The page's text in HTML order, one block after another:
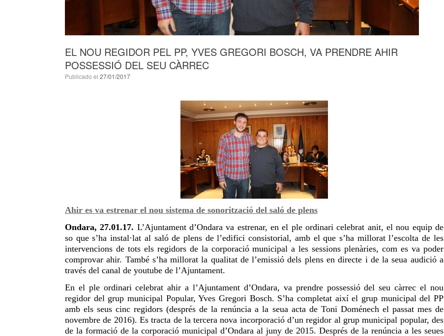
EL NOU REGIDOR PEL PP, YVES GREGORI BOSCH, VA PRENDRE AHIR
POSSESSIÓ DEL SEU CÀRREC
Publicado el 27/01/2017
Ahir es va estrenar el nou sistema de sonorització del saló de plens
Ondara, 27.01.17. L’Ajuntament d’Ondara va estrenar, en el ple ordinari celebrat anit, el nou equip de
so que s’ha instal·lat al saló de plens de l’edifici consistorial, amb el que s’ha millorat l’escolta de les
intervencions de tots els regidors de la corporació municipal a les sessions plenàries, com es va poder
comprovar ahir. També s’ha millorat la qualitat de l’emissió dels plens en directe i de la seua audició a
través del canal de youtube de l’Ajuntament.
En el ple ordinari celebrat ahir a l’Ajuntament d’Ondara, va prendre possessió del seu càrrec el nou
regidor del grup municipal Popular, Yves Gregori Bosch. S’ha completat així el grup municipal del PP
amb els seus cinc regidors (després de la renúncia a la seua acta de Toni Doménech el passat mes de
novembre de 2016). Es tracta de la tercera nova incorporació d’un regidor al grup municipal popular, des
de la formació de la corporació municipal d’Ondara al juny de 2015. Després de la renúncia a les seues